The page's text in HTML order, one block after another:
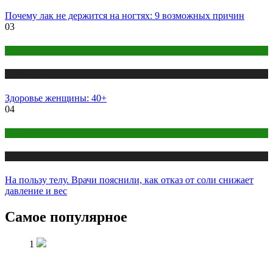
Почему лак не держится на ногтях: 9 возможных причин
03
Здоровье женщины: 40+
04
На пользу телу. Врачи пояснили, как отказ от соли снижает
давление и вес
Самое популярное
1